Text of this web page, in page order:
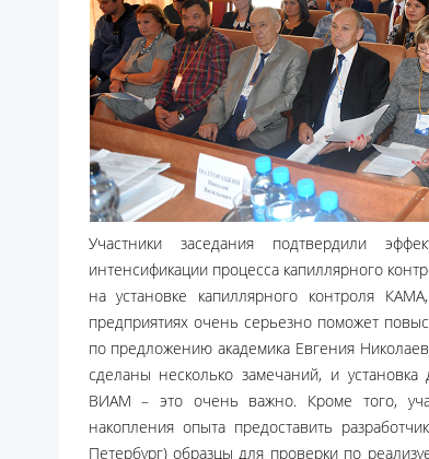
Участники заседания подтвердили
интенсификации процесса капиллярного
на установке капиллярного контроля
предприятиях очень серьезно поможет
по предложению академика Евгения
сделаны несколько замечаний, и
ВИАМ – это очень важно. Кроме того,
накопления опыта предоставить
Петербург) образцы для проверки по